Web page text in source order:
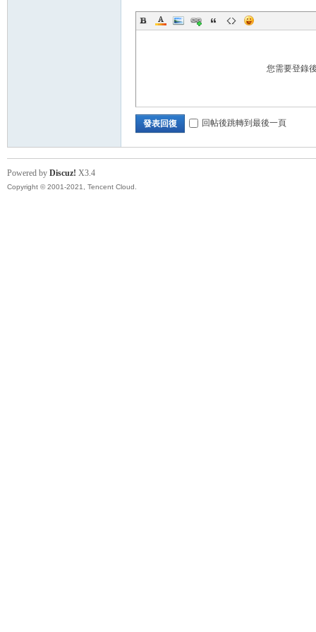
境
您需要登錄
發表回復 回帖後跳轉到最後一頁
Powered by Discuz! X3.4
Copyright © 2001-2021, Tencent Cloud.